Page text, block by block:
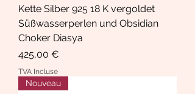
Kette Silber 925 18 K vergoldet
Süßwasserperlen und Obsidian
Choker Diasya
Prix
425,00 €
TVA Incluse
Nouveau